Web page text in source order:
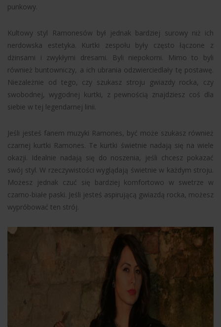
punkowy.
Kultowy styl Ramonesów był jednak bardziej surowy niż ich
nerdowska estetyka. Kurtki zespołu były często łączone z
dżinsami i zwykłymi dresami. Byli niepokorni. Mimo to byli
również buntowniczy, a ich ubrania odzwierciedlały tę postawę.
Niezależnie od tego, czy szukasz stroju gwiazdy rocka, czy
swobodnej, wygodnej kurtki, z pewnością znajdziesz coś dla
siebie w tej legendarnej linii.
Jeśli jesteś fanem muzyki Ramones, być może szukasz również
czarnej kurtki Ramones. Te kurtki świetnie nadają się na wiele
okazji. Idealnie nadają się do noszenia, jeśli chcesz pokazać
swój styl. W rzeczywistości wyglądają świetnie w każdym stroju.
Możesz jednak czuć się bardziej komfortowo w swetrze w
czarno-białe paski. Jeśli jesteś aspirującą gwiazdą rocka, możesz
wypróbować ten strój.